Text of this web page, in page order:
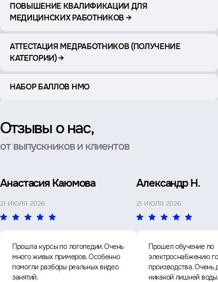
ПОВЫШЕНИЕ КВАЛИФИКАЦИИ ДЛЯ
МЕДИЦИНСКИХ РАБОТНИКОВ →
АТТЕСТАЦИЯ МЕДРАБОТНИКОВ (ПОЛУЧЕНИЕ
КАТЕГОРИИ) →
НАБОР БАЛЛОВ НМО
Отзывы о нас,
от выпускников и клиентов
Анастасия Каюмова
21 ИЮЛЯ 2026
Прошла курсы по логопедии. Очень
много живых примеров. Особенно
помогли разборы реальных видео
занятий.
Александр Н.
21 ИЮЛЯ 2026
Прошел обучение по
электроснабжению
производства. Очень
никакой лишней